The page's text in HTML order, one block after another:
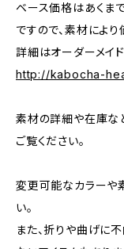
ベース価格はあくま
ですので、素材により
詳細はオーダーメイ
http://kabocha-
素材の詳細や在庫な
ご覧ください。
変更可能なカラーや
い。
また、折りや曲げに